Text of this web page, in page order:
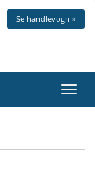
Se handlevogn »
Bytt